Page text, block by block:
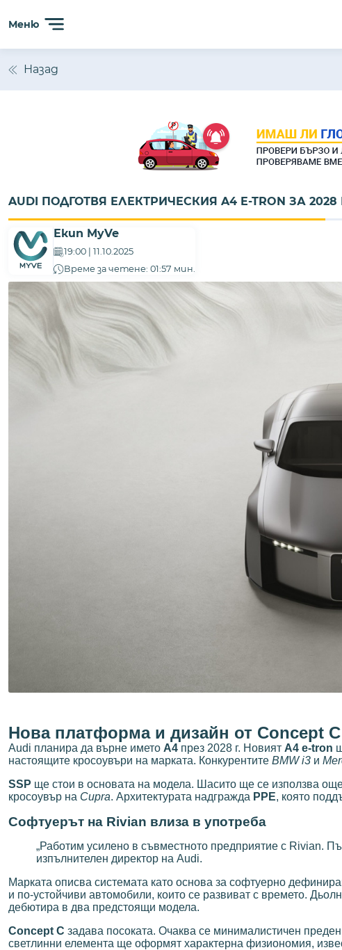
Меню
Назад
AUDI ПОДГОТВЯ ЕЛЕКТРИЧЕСКИЯ A4 E-TRON ЗА 2028
Екип MyVe
19:00 | 11.10.2025
Време за четене: 01:57 мин.
Нова платформа и дизайн от Concept C
Audi планира да върне името A4 през 2028 г. Новият A4 e-tron
настоящите кросоувъри на марката. Конкурентите BMW i3 и
SSP ще стои в основата на модела. Шасито ще се използва
кросоувър на Cupra. Архитектурата надгражда PPE, която
Софтуерът на Rivian влиза в употреба
„Работим усилено в съвместното предприятие с Rivian.
изпълнителен директор на Audi.
Марката описва системата като основа за софтуерно
и по-устойчиви автомобили, които се развиват с времето.
дебютира в два предстоящи модела.
Concept C задава посоката. Очаква се минималистичен
светлинни елемента ще оформят характерна физиономия,